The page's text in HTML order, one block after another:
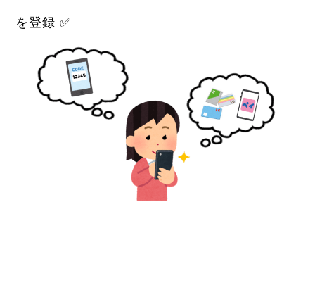
を登録 ✅